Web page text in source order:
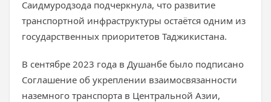
Саидмуродзода подчеркнула, что развитие
транспортной инфраструктуры остаётся одним из
государственных приоритетов Таджикистана.
В сентябре 2023 года в Душанбе было подписано
Соглашение об укреплении взаимосвязанности
наземного транспорта в Центральной Азии,